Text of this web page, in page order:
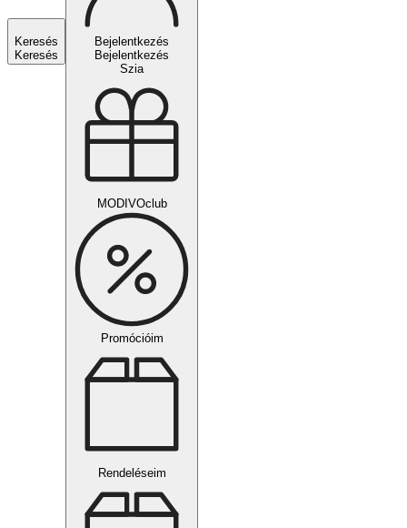
Keresés
Keresés
Bejelentkezés
Bejelentkezés
Szia
MODIVOclub
Promócióim
Rendeléseim